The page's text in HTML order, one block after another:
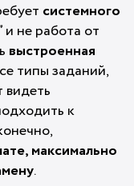
системного
и не работа от
выстроенная
типы заданий,
видеть
к
максимально
.